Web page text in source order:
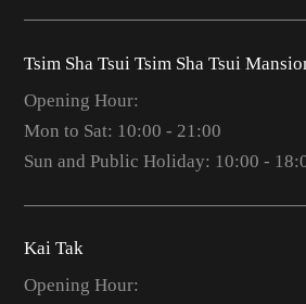
Tsim Sha Tsui Tsim Sha Tsui
Opening Hour:
Mon to Sat: 10:00 - 21:00
Sun and Public Holiday: 10:00 -
Kai Tak
Opening Hour: